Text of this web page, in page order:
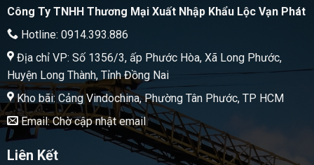
Công Ty TNHH Thương Mại Xuất Nhập Khẩu Lộc Vạn Phát
Hotline: 0914.393.886
Địa chỉ VP: Số 1356/3, ấp Phước Hòa, Xã Long Phước,
Huyện Long Thành, Tỉnh Đồng Nai
Kho bãi: Cảng Vindochina, Phường Tân Phước, TP HCM
Email: Chờ cập nhật email
Liên Kết